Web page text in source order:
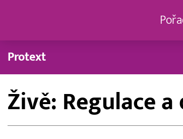
Protext
Živě: Regulace